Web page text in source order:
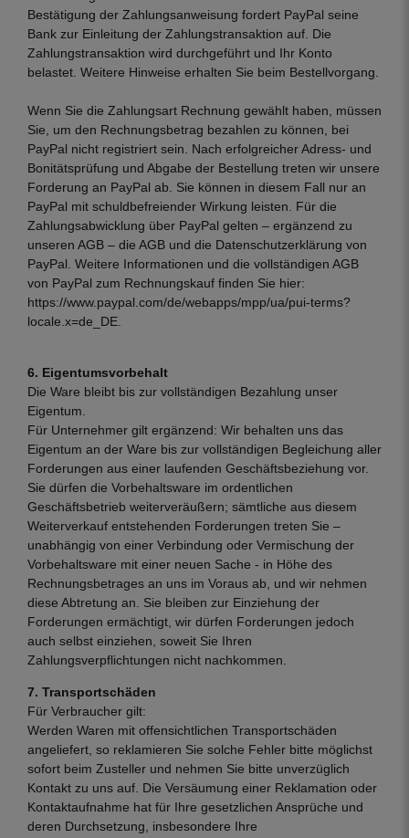
Bestätigung der Zahlungsanweisung fordert PayPal seine
Bank zur Einleitung der Zahlungstransaktion auf. Die
Zahlungstransaktion wird durchgeführt und Ihr Konto
belastet. Weitere Hinweise erhalten Sie beim Bestellvorgang.
Wenn Sie die Zahlungsart Rechnung gewählt haben, müssen
Sie, um den Rechnungsbetrag bezahlen zu können, bei
PayPal nicht registriert sein. Nach erfolgreicher Adress- und
Bonitätsprüfung und Abgabe der Bestellung treten wir unsere
Forderung an PayPal ab. Sie können in diesem Fall nur an
PayPal mit schuldbefreiender Wirkung leisten. Für die
Zahlungsabwicklung über PayPal gelten – ergänzend zu
unseren AGB – die AGB und die Datenschutzerklärung von
PayPal. Weitere Informationen und die vollständigen AGB
von PayPal zum Rechnungskauf finden Sie hier:
https://www.paypal.com/de/webapps/mpp/ua/pui-terms?
locale.x=de_DE
6. Eigentumsvorbehalt
Die Ware bleibt bis zur vollständigen Bezahlung unser
Eigentum.
Für Unternehmer gilt ergänzend: Wir behalten uns das
Eigentum an der Ware bis zur vollständigen Begleichung aller
Forderungen aus einer laufenden Geschäftsbeziehung vor.
Sie dürfen die Vorbehaltsware im ordentlichen
Geschäftsbetrieb weiterveräußern; sämtliche aus diesem
Weiterverkauf entstehenden Forderungen treten Sie –
unabhängig von einer Verbindung oder Vermischung der
Vorbehaltsware mit einer neuen Sache - in Höhe des
Rechnungsbetrages an uns im Voraus ab, und wir nehmen
diese Abtretung an. Sie bleiben zur Einziehung der
Forderungen ermächtigt, wir dürfen Forderungen jedoch
auch selbst einziehen, soweit Sie Ihren
Zahlungsverpflichtungen nicht nachkommen.
7. Transportschäden
Für Verbraucher gilt:
Werden Waren mit offensichtlichen Transportschäden
angeliefert, so reklamieren Sie solche Fehler bitte möglichst
sofort beim Zusteller und nehmen Sie bitte unverzüglich
Kontakt zu uns auf. Die Versäumung einer Reklamation oder
Kontaktaufnahme hat für Ihre gesetzlichen Ansprüche und
deren Durchsetzung, insbesondere Ihre